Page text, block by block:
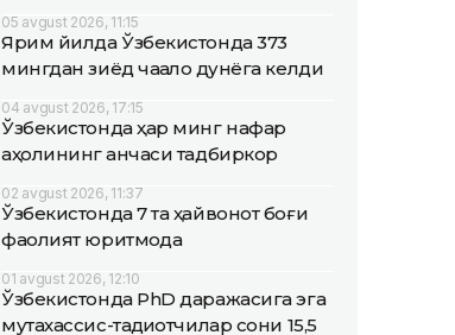
05 avgust 2026, 11:15
Ярим йилда Ўзбекистонда 373
мингдан зиёд чақалоқ дунёга келди
04 avgust 2026, 17:15
Ўзбекистонда ҳар минг нафар
аҳолининг қанчаси тадбиркор
02 avgust 2026, 11:37
Ўзбекистонда 7 та ҳайвонот боғи
фаолият юритмоқда
01 avgust 2026, 12:10
Ўзбекистонда PhD даражасига эга
мутахассис-тадқиқотчилар сони 15,5